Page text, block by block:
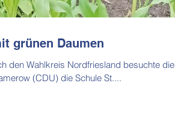
grünen Daumen
den Wahlkreis Nordfriesland besuchte die
(CDU) die Schule St....